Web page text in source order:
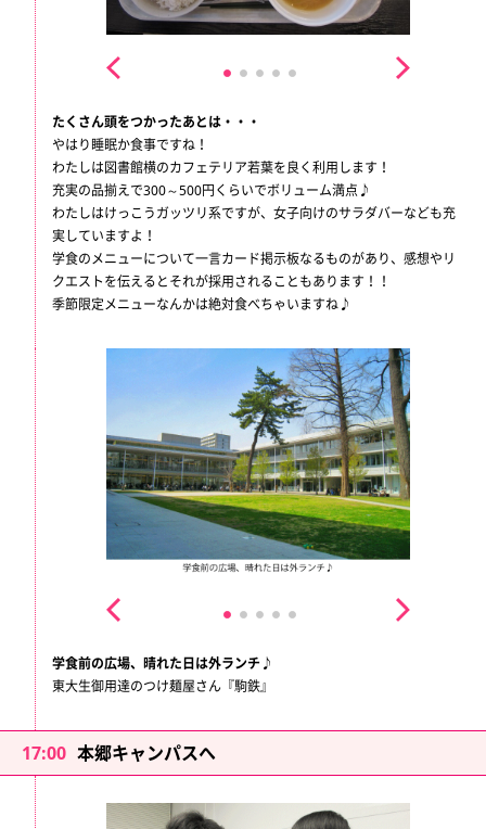
たくさん頭をつかったあとは・・・
やはり睡眠か食事ですね！
わたしは図書館横のカフェテリア若葉を良く利用します！
充実の品揃えで300～500円くらいでボリューム満点♪
わたしはけっこうガッツリ系ですが、女子向けのサラダバーなども充
実していますよ！
学食のメニューについて一言カード掲示板なるものがあり、感想やリ
クエストを伝えるとそれが採用されることもあります！！
季節限定メニューなんかは絶対食べちゃいますね♪
学食前の広場、晴れた日は外ランチ♪
東大生御用達のつけ麺屋さん『駒鉄』
17:00 本郷キャンパスへ